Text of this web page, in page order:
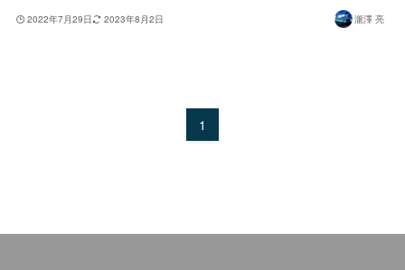
2022年7月29日 2023年8月2日 瀧澤 亮
1